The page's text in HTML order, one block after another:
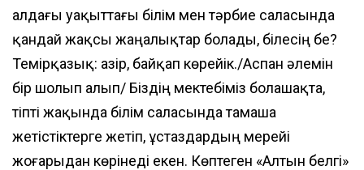
алдағы уақыттағы білім мен тәрбие саласында
қандай жақсы жаңалықтар болады, білесің бе?
Темірқазық: Қазір, байқап көрейік./Аспан әлемін
бір шолып алып/ Біздің мектебіміз болашақта,
тіпті жақында білім саласында тамаша
жетістіктерге жетіп, ұстаздардың мерейі
жоғарыдан көрінеді екен. Көптеген «Алтын белгі»